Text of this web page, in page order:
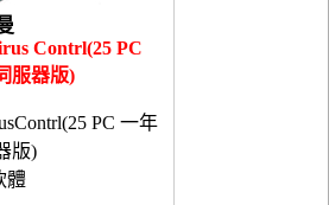
Contrl(25 PC
服器版)
PC 一年
版)
體